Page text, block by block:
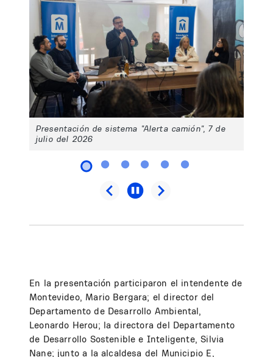
Presentación de sistema "Alerta camión", 7 de
julio del 2026
En la presentación participaron el intendente de
Montevideo, Mario Bergara; el director del
Departamento de Desarrollo Ambiental,
Leonardo Herou; la directora del Departamento
de Desarrollo Sostenible e Inteligente, Silvia
Nane; junto a la alcaldesa del Municipio E,